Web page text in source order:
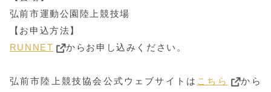
弘前市運動公園陸上競技場
【お申込方法】
RUNNET
からお申し込みください。
弘前市陸上競技協会公式ウェブサイトは こちら
から